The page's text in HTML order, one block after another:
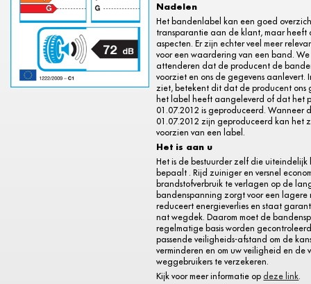
Nadelen
Het bandenlabel kan een goed
transparantie aan de klant, maar heeft
aspecten. Er zijn echter veel meer
voor een waardering van een band.
attenderen dat de producent de
voorziet en ons de gegevens aanlevert.
ziet, betekent dit dat de producent ons
het label heeft aangeleverd of dat het
01.07.2012 is geproduceerd. Wanneer
01.07.2012 zijn geproduceerd kan het
voorzien van een label.
Het is aan u
Het is de bestuurder zelf die uiteindelijk
bepaalt . Rijd zuiniger en versnel
brandstofverbruik te verlagen op de
bandenspanning zorgt voor een lagere
reduceert energieverlies en staat
nat wegdek. Daarom moet de
regelmatige basis worden
passende veiligheids-afstand om de
verminderen en om uw veiligheid en de
weggebruikers te verzekeren.
Kijk voor meer informatie op deze link